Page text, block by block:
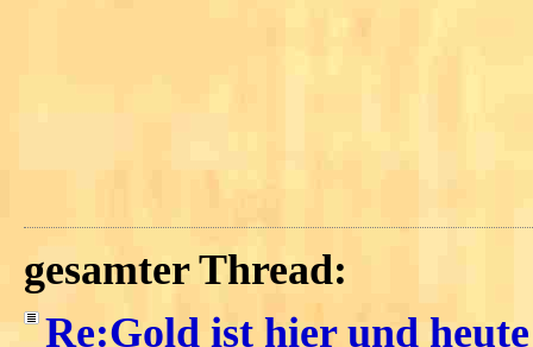
gesamter Thread:
Re:Gold ist hier und